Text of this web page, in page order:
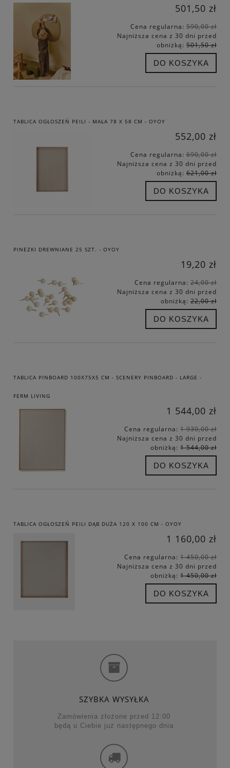
501,50 zł
Cena regularna: 590,00 zł
Najniższa cena z 30 dni przed
obniżką: 501,50 zł
DO KOSZYKA
TABLICA OGŁOSZEŃ PEILI - MAŁA 78 X 58 CM - OYOY
552,00 zł
Cena regularna: 690,00 zł
Najniższa cena z 30 dni przed
obniżką: 621,00 zł
DO KOSZYKA
PINEZKI DREWNIANE 25 SZT. - OYOY
19,20 zł
Cena regularna: 24,00 zł
Najniższa cena z 30 dni przed
obniżką: 22,00 zł
DO KOSZYKA
TABLICA PINBOARD 100X75X5 CM - SCENERY PINBOARD - LARGE -
FERM LIVING
1 544,00 zł
Cena regularna: 1 930,00 zł
Najniższa cena z 30 dni przed
obniżką: 1 544,00 zł
DO KOSZYKA
TABLICA OGŁOSZEŃ PEILI DĄB DUŻA 120 X 100 CM - OYOY
1 160,00 zł
Cena regularna: 1 450,00 zł
Najniższa cena z 30 dni przed
obniżką: 1 450,00 zł
DO KOSZYKA
SZYBKA WYSYŁKA
Zamówienia złożone przed 12:00
będą u Ciebie już następnego dnia